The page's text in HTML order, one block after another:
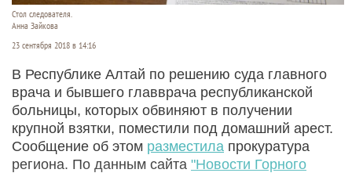
Стол следователя.
Анна Зайкова
23 сентября 2018 в 14:16
В Республике Алтай по решению суда главного
врача и бывшего главврача республиканской
больницы, которых обвиняют в получении
крупной взятки, поместили под домашний арест.
Сообщение об этом разместила прокуратура
региона. По данным сайта "Новости Горного